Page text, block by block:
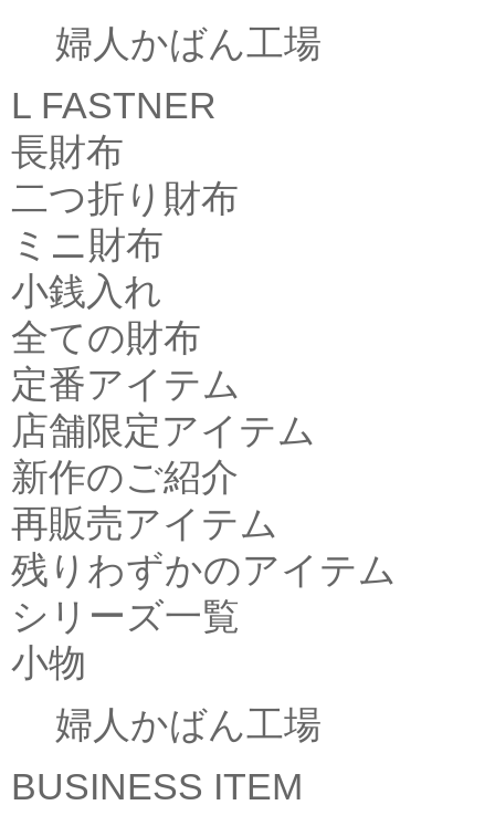
婦人かばん工場
L FASTNER
長財布
二つ折り財布
ミニ財布
小銭入れ
全ての財布
定番アイテム
店舗限定アイテム
新作のご紹介
再販売アイテム
残りわずかのアイテム
シリーズ一覧
小物
婦人かばん工場
BUSINESS ITEM